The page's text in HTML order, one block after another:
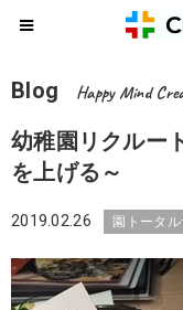
Blog Happy Mind
幼稚園リクルー
を上げる～
2019.02.26 園トータル